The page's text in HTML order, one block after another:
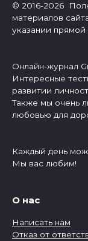
© 2016-2026
материалов
указании прямой
Онлайн-журнал
Интересные
развитии
Также мы очень
любовью для
Каждый день
Мы вас любим!
О нас
Написать нам
Отказ от